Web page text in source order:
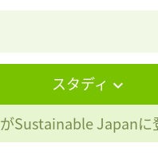
スタディ
Sustainable Japanに